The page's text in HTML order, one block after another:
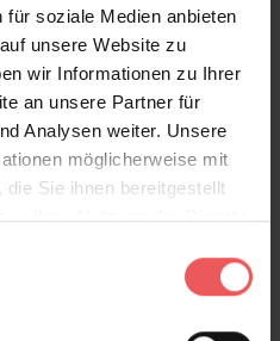
soziale Medien anbieten
unsere Website zu
wir Informationen zu Ihrer
an unsere Partner für
Analysen weiter. Unsere
möglicherweise mit
Sie ihnen bereitgestellt
Ihrer Nutzung der Dienste